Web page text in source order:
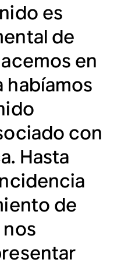
es
de
en
habíamos
con
Hasta
de
nos